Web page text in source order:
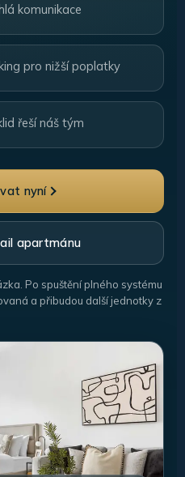
komunikace
pro nižší poplatky
řeší náš tým
nyní
apartmánu
Po spuštění plného systému
a přibudou další jednotky z